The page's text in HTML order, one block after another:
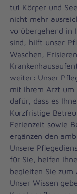
tut Körper und
nicht mehr
vorübergehend in
sind, hilft unser
Waschen,
weiter: Unser
mit Ihrem Arzt um
dafür, dass es
Kurzfristige
Ferienzeit sowie
ergänzen den
Unsere
für Sie, helfen
begleiten Sie zum
Unser Wissen